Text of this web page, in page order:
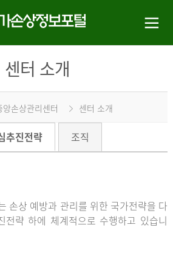
센터 소개
앙손상관리센터 센터 소개
추진전략 조직
손상 예방과 관리를 위한 국가전략을 다
전략 하에 체계적으로 수행하고 있습니